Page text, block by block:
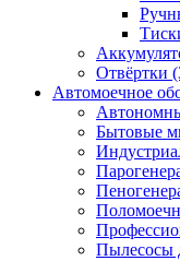
Отвёртки
Автомоечное
Бытовые
Пылесосы